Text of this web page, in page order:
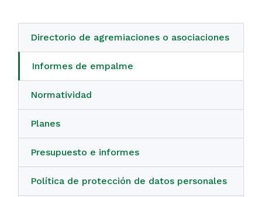
Directorio de agremiaciones o asociaciones
Informes de empalme
Normatividad
Planes
Presupuesto e informes
Política de protección de datos personales